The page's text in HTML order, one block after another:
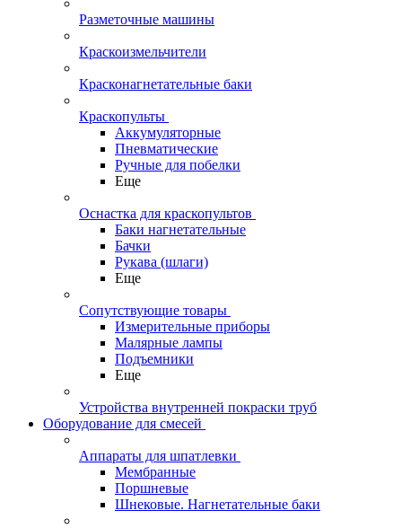
Разметочные машины
Краскоизмельчители
Красконагнетательные баки
Краскопульты
Аккумуляторные
Пневматические
Ручные для побелки
Еще
Оснастка для краскопультов
Баки нагнетательные
Бачки
Рукава (шлаги)
Еще
Сопутствующие товары
Измерительные приборы
Малярные лампы
Подъемники
Еще
Устройства внутренней покраски труб
Оборудование для смесей
Аппараты для шпатлевки
Мембранные
Поршневые
Шнековые. Нагнетательные баки